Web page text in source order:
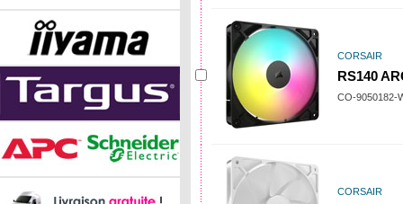
CORSAIR
RS140
CO-9050182-
CORSAIR